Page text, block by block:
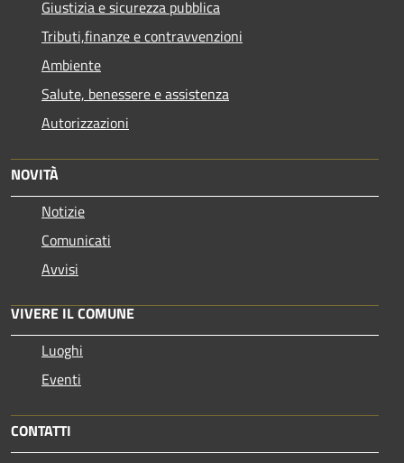
Giustizia e sicurezza pubblica
Tributi,finanze e contravvenzioni
Ambiente
Salute, benessere e assistenza
Autorizzazioni
NOVITÀ
Notizie
Comunicati
Avvisi
VIVERE IL COMUNE
Luoghi
Eventi
CONTATTI